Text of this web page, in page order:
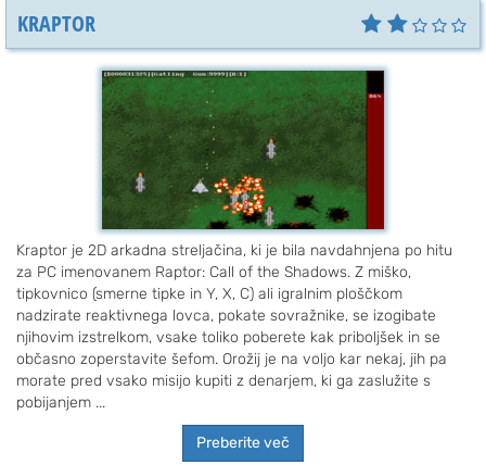
KRAPTOR
Kraptor je 2D arkadna streljačina, ki je bila navdahnjena po hitu
za PC imenovanem Raptor: Call of the Shadows. Z miško,
tipkovnico (smerne tipke in Y, X, C) ali igralnim ploščkom
nadzirate reaktivnega lovca, pokate sovražnike, se izogibate
njihovim izstrelkom, vsake toliko poberete kak priboljšek in se
občasno zoperstavite šefom. Orožij je na voljo kar nekaj, jih pa
morate pred vsako misijo kupiti z denarjem, ki ga zaslužite s
pobijanjem ...
Preberite več